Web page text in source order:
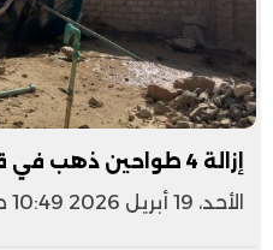
إزالة 4 طواحين ذهب في قنا
الأحد، 19 أبريل 2026 10:49 ص